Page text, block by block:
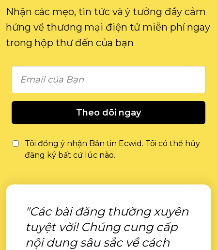
Nhận các mẹo, tin tức và ý tưởng đầy cảm
hứng về thương mại điện tử miễn phí ngay
trong hộp thư đến của bạn
Theo dõi ngay
Tôi đồng ý nhận Bản tin Ecwid. Tôi có thể hủy
đăng ký bất cứ lúc nào.
"Các bài đăng thường xuyên
tuyệt vời! Chúng cung cấp
nội dung sâu sắc về cách